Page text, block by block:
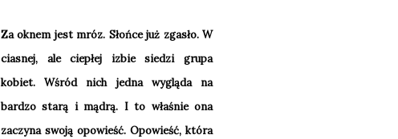
Za oknem jest mróz. Słońce już zgasło. W
ciasnej, ale ciepłej izbie siedzi grupa
kobiet. Wśród nich jedna wygląda na
bardzo starą i mądrą. I to właśnie ona
zaczyna swoją opowieść. Opowieść, która